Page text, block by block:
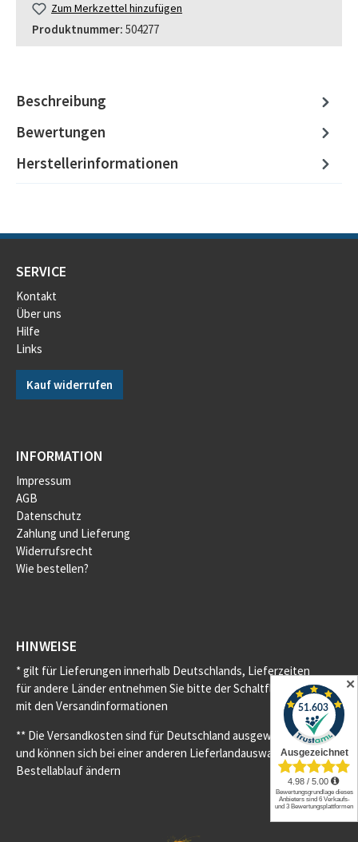
Zum Merkzettel hinzufügen
Produktnummer: 504277
Beschreibung
Bewertungen
Herstellerinformationen
SERVICE
Kontakt
Über uns
Hilfe
Links
Kauf widerrufen
INFORMATION
Impressum
AGB
Datenschutz
Zahlung und Lieferung
Widerrufsrecht
Wie bestellen?
HINWEISE
* gilt für Lieferungen innerhalb Deutschlands, Lieferzeiten
für andere Länder entnehmen Sie bitte der Schaltfläche
mit den Versandinformationen
** Die Versandkosten sind für Deutschland ausgewiesen
und können sich bei einer anderen Lieferlandauswahl im
Bestellablauf ändern
✕